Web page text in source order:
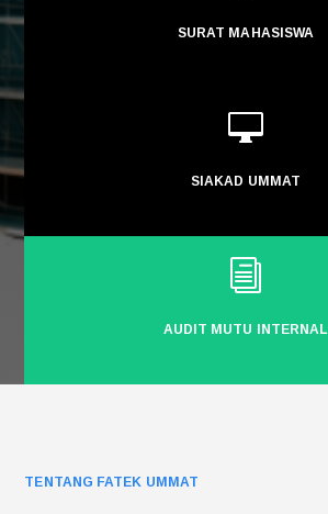
SURAT MAHASISWA

SIAKAD UMMAT
i
AUDIT MUTU INTERNAL
TENTANG FATEK UMMAT